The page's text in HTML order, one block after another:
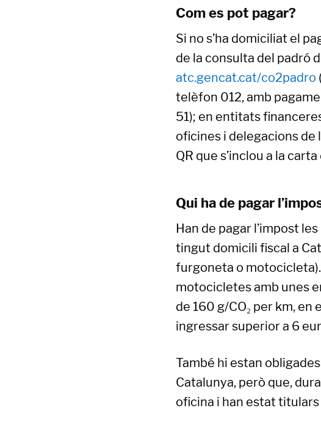
Com es pot pagar?
Si no s’ha domiciliat el
de la consulta del padró
atc.gencat.cat/co2padro
telèfon 012, amb
51); en entitats
oficines i delegacions de
QR que s’inclou a la
Qui ha de pagar
Han de pagar l’impost
tingut domicili fiscal a
furgoneta o
motocicletes amb unes
de 160 g/CO₂ per km,
ingressar superior a 6
També hi estan
Catalunya, però que,
oficina i han estat titulars